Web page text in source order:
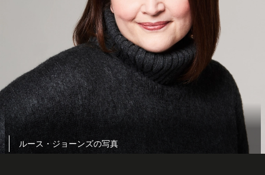
ルース・ジョーンズの写真